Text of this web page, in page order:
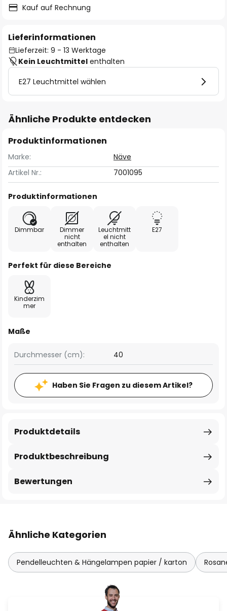
Kauf auf Rechnung
Lieferinformationen
Lieferzeit: 9 - 13 Werktage
Kein Leuchtmittel enthalten
E27 Leuchtmittel wählen
Ähnliche Produkte entdecken
Produktinformationen
Marke:
Näve
Artikel Nr.:
7001095
Produktinformationen
Dimmbar
Dimmer
nicht
enthalten
Leuchtmitt
el nicht
enthalten
E27
Perfekt für diese Bereiche
Kinderzim
mer
Maße
Durchmesser (cm): 40
Haben Sie Fragen zu diesem Artikel?
Produktbeschreibung
Produktdetails
Bewertungen
Ähnliche Kategorien
Pendelleuchten & Hängelampen papier / karton